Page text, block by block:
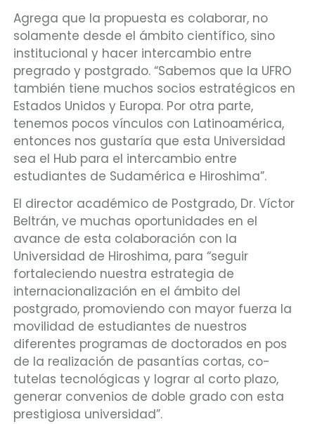
Agrega que la propuesta es colaborar, no
solamente desde el ámbito científico, sino
institucional y hacer intercambio entre
pregrado y postgrado. “Sabemos que la UFRO
también tiene muchos socios estratégicos en
Estados Unidos y Europa. Por otra parte,
tenemos pocos vínculos con Latinoamérica,
entonces nos gustaría que esta Universidad
sea el Hub para el intercambio entre
estudiantes de Sudamérica e Hiroshima”.
El director académico de Postgrado, Dr. Víctor
Beltrán, ve muchas oportunidades en el
avance de esta colaboración con la
Universidad de Hiroshima, para “seguir
fortaleciendo nuestra estrategia de
internacionalización en el ámbito del
postgrado, promoviendo con mayor fuerza la
movilidad de estudiantes de nuestros
diferentes programas de doctorados en pos
de la realización de pasantías cortas, co-
tutelas tecnológicas y lograr al corto plazo,
generar convenios de doble grado con esta
prestigiosa universidad”.